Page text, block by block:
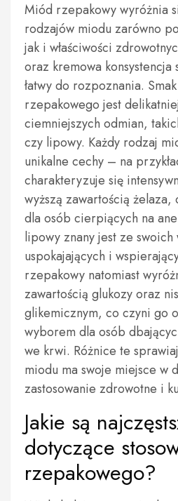
Miód rzepakowy wyróżnia
rodzajów miodu zarówno
jak i właściwości
oraz kremowa
łatwy do rozpoznania.
rzepakowego jest
ciemniejszych odmian,
czy lipowy. Każdy rodzaj
unikalne cechy – na
charakteryzuje się
wyższą zawartością
dla osób cierpiących na
lipowy znany jest ze swoich
uspokajających i
rzepakowy natomiast
zawartością glukozy oraz
glikemicznym, co czyni go
wyborem dla osób
we krwi. Różnice te
miodu ma swoje miejsce w
zastosowanie zdrowotne i
Jakie są
dotyczące
rzepakowego?